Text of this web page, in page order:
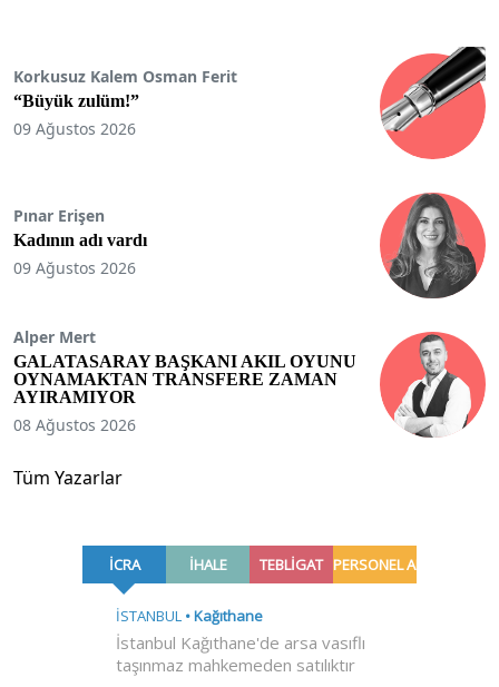
Korkusuz Kalem Osman Ferit
“Büyük zulüm!”
09 Ağustos 2026
Pınar Erişen
Kadının adı vardı
09 Ağustos 2026
Alper Mert
GALATASARAY BAŞKANI AKIL OYUNU
OYNAMAKTAN TRANSFERE ZAMAN
AYIRAMIYOR
08 Ağustos 2026
Tüm Yazarlar